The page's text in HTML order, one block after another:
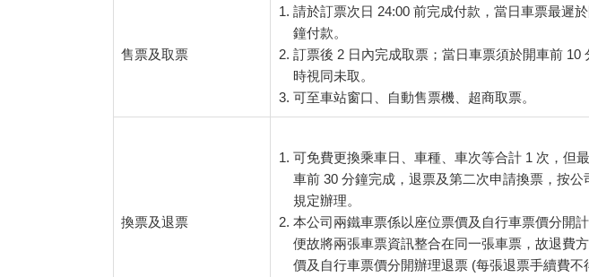
售票及取票
請於訂票次日 24:00 前完成付款，當日車票最遲
鐘付款。
訂票後 2 日內完成取票；當日車票須於開車前 10
時視同未取。
可至車站窗口、自動售票機、超商取票。
換票及退票
可免費更換乘車日、車種、車次等合計 1 次，但
車前 30 分鐘完成，退票及第二次申請換票，按公
規定辦理。
本公司兩鐵車票係以座位票價及自行車票價分開
便故將兩張車票資訊整合在同一張車票，故退費
價及自行車票價分開辦理退票 (每張退票手續費